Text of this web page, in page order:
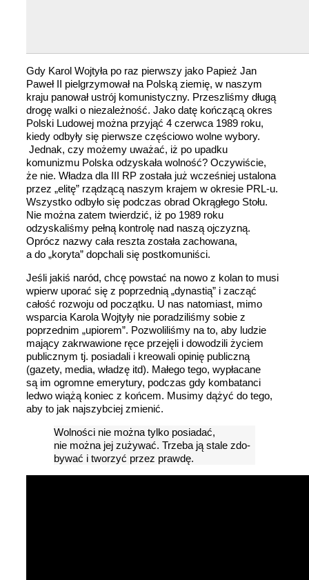
Gdy Karol Wojtyła po raz pierwszy jako Papież Jan
Paweł II pielgrzymował na Polską ziemię, w naszym
kraju panował ustrój komunistyczny. Przeszliśmy długą
drogę walki o niezależność. Jako datę kończącą okres
Polski Ludowej można przyjąć 4 czerwca 1989 roku,
kiedy odbyły się pierwsze częściowo wolne wybory.
Jednak, czy możemy uważać, iż po upadku
komunizmu Polska odzyskała wolność? Oczywiście,
że nie. Władza dla III RP została już wcześniej ustalona
przez „elitę” rządzącą naszym krajem w okresie PRL-u.
Wszystko odbyło się podczas obrad Okrągłego Stołu.
Nie można zatem twierdzić, iż po 1989 roku
odzyskaliśmy pełną kontrolę nad naszą ojczyzną.
Oprócz nazwy cała reszta została zachowana,
a do „koryta” dopchali się postkomuniści.
Jeśli jakiś naród, chcę powstać na nowo z kolan to musi
wpierw uporać się z poprzednią „dynastią” i zacząć
całość rozwoju od początku. U nas natomiast, mimo
wsparcia Karola Wojtyły nie poradziliśmy sobie z
poprzednim „upiorem”. Pozwoliliśmy na to, aby ludzie
mający zakrwawione ręce przejęli i dowodzili życiem
publicznym tj. posiadali i kreowali opinię publiczną
(gazety, media, władzę itd). Małego tego, wypłacane
są im ogromne emerytury, podczas gdy kombatanci
ledwo wiążą koniec z końcem. Musimy dążyć do tego,
aby to jak najszybciej zmienić.
Wol­ności nie można tyl­ko po­siadać,
nie można jej zużywać. Trze­ba ją sta­le zdo­
bywać i tworzyć przez prawdę.